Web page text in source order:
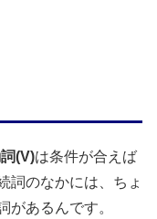
(V)は条件が合えば
詞のなかには、ちょ
があるんです。